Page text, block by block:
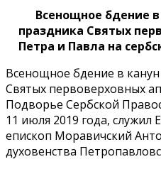
Всенощное бдение
праздника Святых
Петра и Павла на
Всенощное бдение в
Святых первоверховных
Подворье Сербской
11 июля 2019 года, служил
епископ Моравичский
духовенства